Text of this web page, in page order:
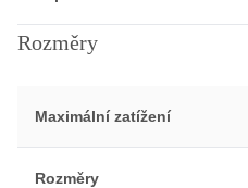
Rozměry
Maximální zatížení
Rozměry